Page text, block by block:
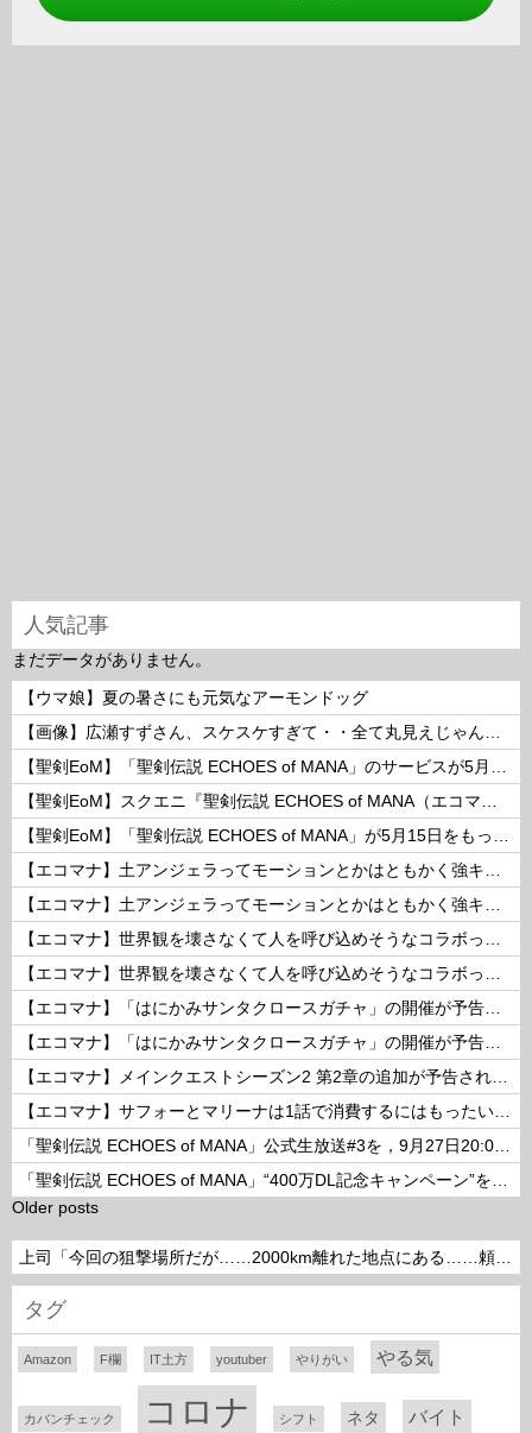
人気記事
まだデータがありません。
【ウマ娘】夏の暑さにも元気なアーモンドッグ
Older posts
タグ
Amazon F欄 IT土方 youtuber やりがい やる気
カバンチェック コロナ シフト ネタ バイト